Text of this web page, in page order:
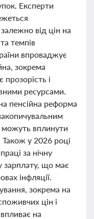
Експерти
від цін на
темпів
впроваджує
зокрема
і
ресурсами.
пенсійна реформа
можуть вплинути
Також у 2026 році
за нічну
зарплату, що має
інфляції.
зокрема на
цін і
на